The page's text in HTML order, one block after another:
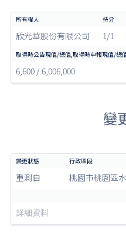
欣光華股份有限公司 1/1
6,600 / 6,006,000
變
重測自 桃園市桃園區
詳細資料